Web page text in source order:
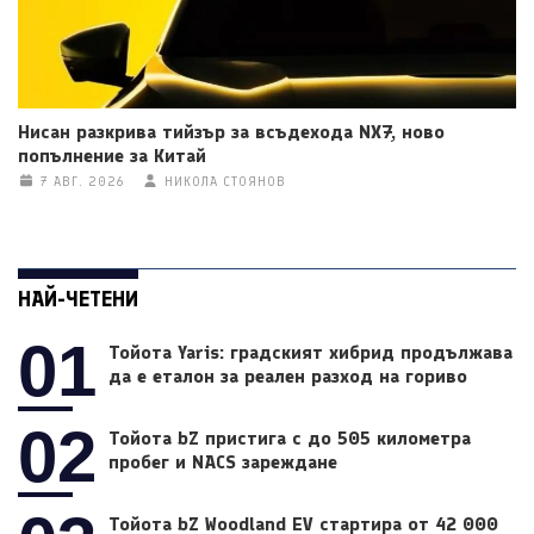
Нисан разкрива тийзър за всъдехода NX7, ново
попълнение за Китай
7 АВГ. 2026 НИКОЛА СТОЯНОВ
НАЙ-ЧЕТЕНИ
01
Тойота Yaris: градският хибрид продължава
да е еталон за реален разход на гориво
02
Тойота bZ пристига с до 505 километра
пробег и NACS зареждане
Тойота bZ Woodland EV стартира от 42 000